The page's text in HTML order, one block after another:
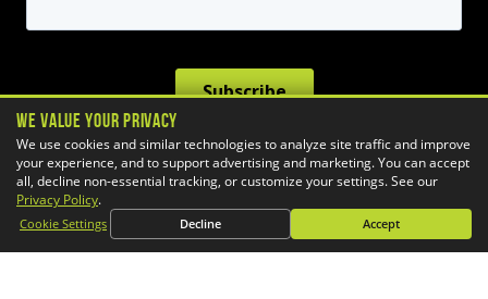
We Value Your Privacy
We use cookies and similar technologies to analyze site traffic and improve
your experience, and to support advertising and marketing. You can accept
all, decline non-essential tracking, or customize your settings. See our
Privacy Policy.
Cookie Settings Decline Accept